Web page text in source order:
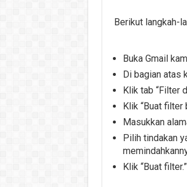
Berikut langkah-
Buka Gmail
Di bagian atas
Klik tab “Filter
Klik “Buat filter
Masukkan
Pilih tindakan
Klik “Buat filter.”